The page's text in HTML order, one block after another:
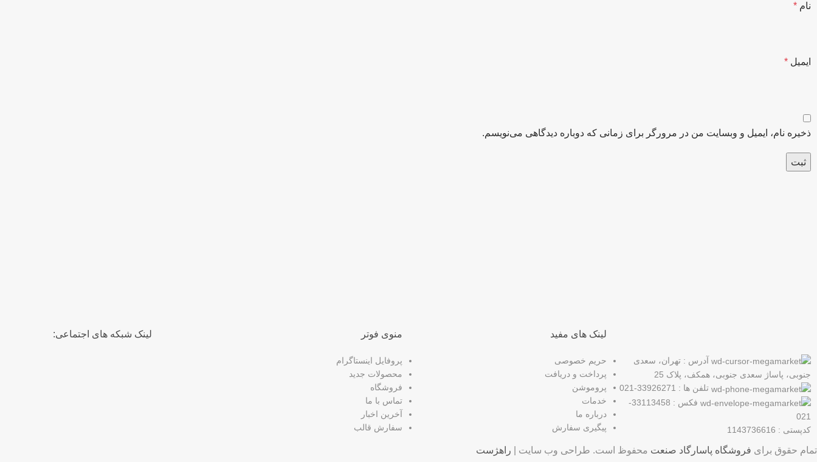
نام *
ایمیل *
ذخیره نام، ایمیل و وبسایت من در مرورگر برای زمانی که دوباره دیدگاهی می‌نویسم.
آدرس : تهران، سعدی
جنوبی، پاساژ سعدی جنوبی، همکف، پلاک 25
تلفن ها : 33926271-021
فکس : 33113458-
021
کدپستی : 1143736616
لینک های مفید
حریم خصوصی
پرداخت و دریافت
پروموشن
خدمات
درباره ما
پیگیری سفارش
منوی فوتر
پروفایل اینستاگرام
محصولات جدید
فروشگاه
تماس با ما
آخرین اخبار
سفارش قالب
لینک شبکه های اجتماعی:
تمام حقوق برای فروشگاه پاسارگاد صنعت محفوظ است. طراحی وب سایت | راهژست